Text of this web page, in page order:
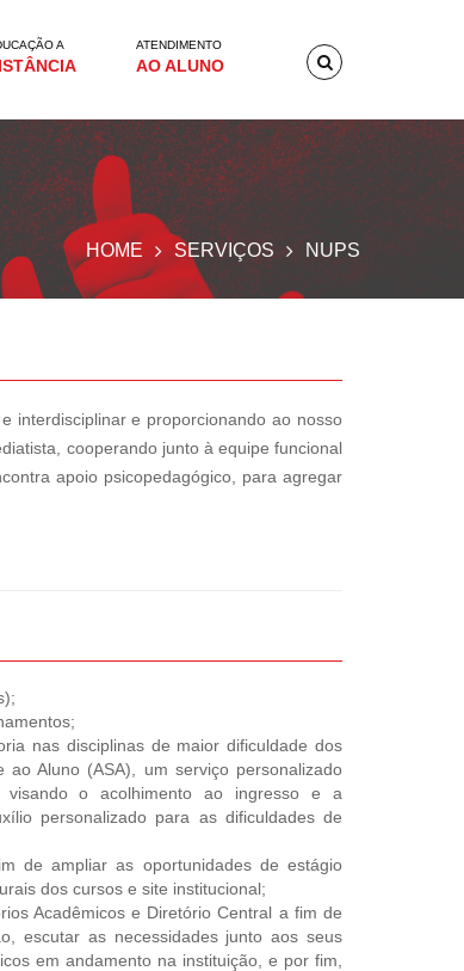
A ATENDIMENTO
AO ALUNO
HOME SERVIÇOS NUPS
interdisciplinar e proporcionando ao nosso
cooperando junto à equipe funcional
apoio psicopedagógico, para agregar
nas disciplinas de maior dificuldade dos
Aluno (ASA), um serviço personalizado
o acolhimento ao ingresso e a
personalizado para as dificuldades de
de ampliar as oportunidades de estágio
dos cursos e site institucional;
Acadêmicos e Diretório Central a fim de
escutar as necessidades junto aos seus
em andamento na instituição, e por fim,